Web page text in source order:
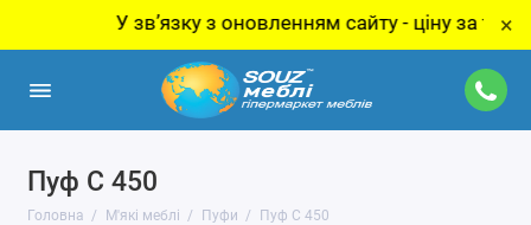
У звʼязку з оновленням сайту - ціну за товар×
Пуф С 450
Головна М'які меблі Пуфи Пуф С 450